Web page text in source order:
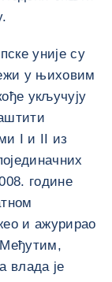
уније су
у њиховим
укључују
I и II из
године
и ажурирао
Међутим,
влада је